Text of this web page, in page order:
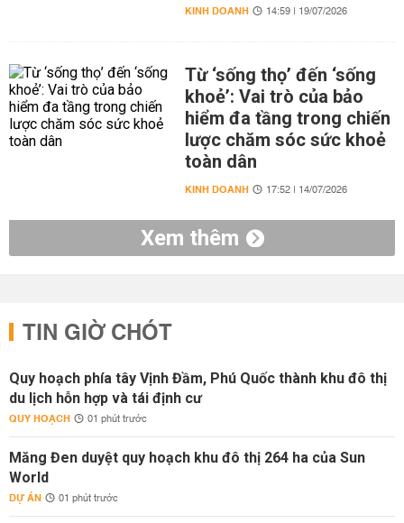
KINH DOANH 14:59 | 19/07/2026
Từ ‘sống thọ’ đến ‘sống
khoẻ’: Vai trò của bảo
hiểm đa tầng trong chiến
lược chăm sóc sức khoẻ
toàn dân
KINH DOANH 17:52 | 14/07/2026
Xem thêm
TIN GIỜ CHÓT
Quy hoạch phía tây Vịnh Đầm, Phú Quốc thành khu đô thị
du lịch hỗn hợp và tái định cư
QUY HOẠCH 01 phút trước
Măng Đen duyệt quy hoạch khu đô thị 264 ha của Sun
World
DỰ ÁN 01 phút trước